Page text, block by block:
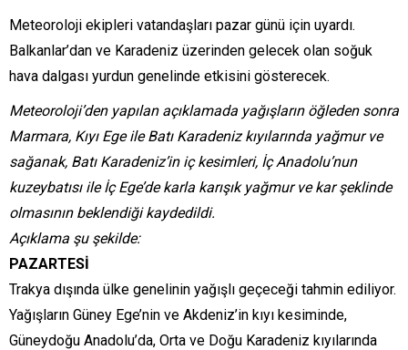
Meteoroloji ekipleri vatandaşları pazar günü için uyardı.
Balkanlar’dan ve Karadeniz üzerinden gelecek olan soğuk
hava dalgası yurdun genelinde etkisini gösterecek.
Meteoroloji’den yapılan açıklamada yağışların öğleden sonra
Marmara, Kıyı Ege ile Batı Karadeniz kıyılarında yağmur ve
sağanak, Batı Karadeniz’in iç kesimleri, İç Anadolu’nun
kuzeybatısı ile İç Ege’de karla karışık yağmur ve kar şeklinde
olmasının beklendiği kaydedildi.
Açıklama şu şekilde:
PAZARTESİ
Trakya dışında ülke genelinin yağışlı geçeceği tahmin ediliyor.
Yağışların Güney Ege’nin ve Akdeniz’in kıyı kesiminde,
Güneydoğu Anadolu’da, Orta ve Doğu Karadeniz kıyılarında